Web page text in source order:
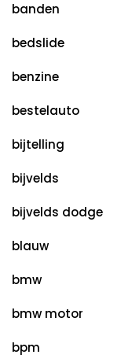
banden
bedslide
benzine
bestelauto
bijtelling
bijvelds
bijvelds dodge
blauw
bmw
bmw motor
bpm